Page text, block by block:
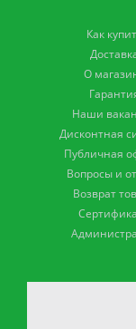
Как
О
Наши
Дисконтная
Публичная
Вопросы и
Возврат